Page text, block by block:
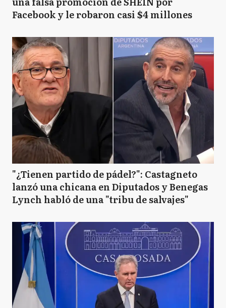
Facebook y le robaron casi $4 millones
"¿Tienen partido de pádel?": Castagneto
lanzó una chicana en Diputados y Benegas
Lynch habló de una "tribu de salvajes"